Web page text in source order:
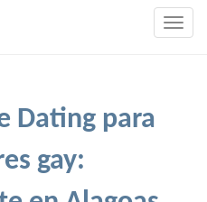
Dating para
gay: